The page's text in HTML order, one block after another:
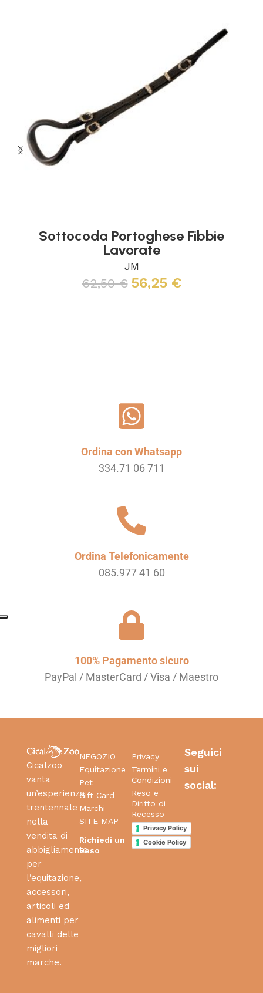
Sottocoda Portoghese Fibbie
Lavorate
JM
62,50€ 56,25 €
Ordina con Whatsapp
334.71 06 711
Ordina Telefonicamente
085.977 41 60
100% Pagamento sicuro
PayPal / MasterCard / Visa / Maestro
Cicalzoo
vanta
un’esperienza
trentennale
nella
vendita di
abbigliamento
per
l’equitazione,
accessori,
articoli ed
alimenti per
cavalli delle
migliori
marche.
NEGOZIO
Equitazione
Pet
Gift Card
Marchi
SITE MAP
Richiedi un
Reso
Privacy
Termini e
Condizioni
Reso e
Diritto di
Recesso
Privacy Policy
Cookie Policy
Seguici
sui
social: